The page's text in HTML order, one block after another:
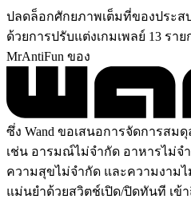
ปลดล็อกศักยภาพเต็มที่ของประส
ด้วยการปรับแต่งเกมเพลย์ 13 รา
MrAntiFun ของ
ซึ่ง Wand ขอเสนอการจัดการสม
เช่น อารมณ์ไม่จำกัด อาหารไม่จ
ความสุขไม่จำกัด และความงาม
แม่นยำด้วยสวิตช์เปิด/ปิดทันที เข้